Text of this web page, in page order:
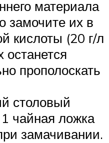
материала
замочите их в
кислоты (20 г/л
прополоскать
столовый
1 чайная ложка
замачивании.